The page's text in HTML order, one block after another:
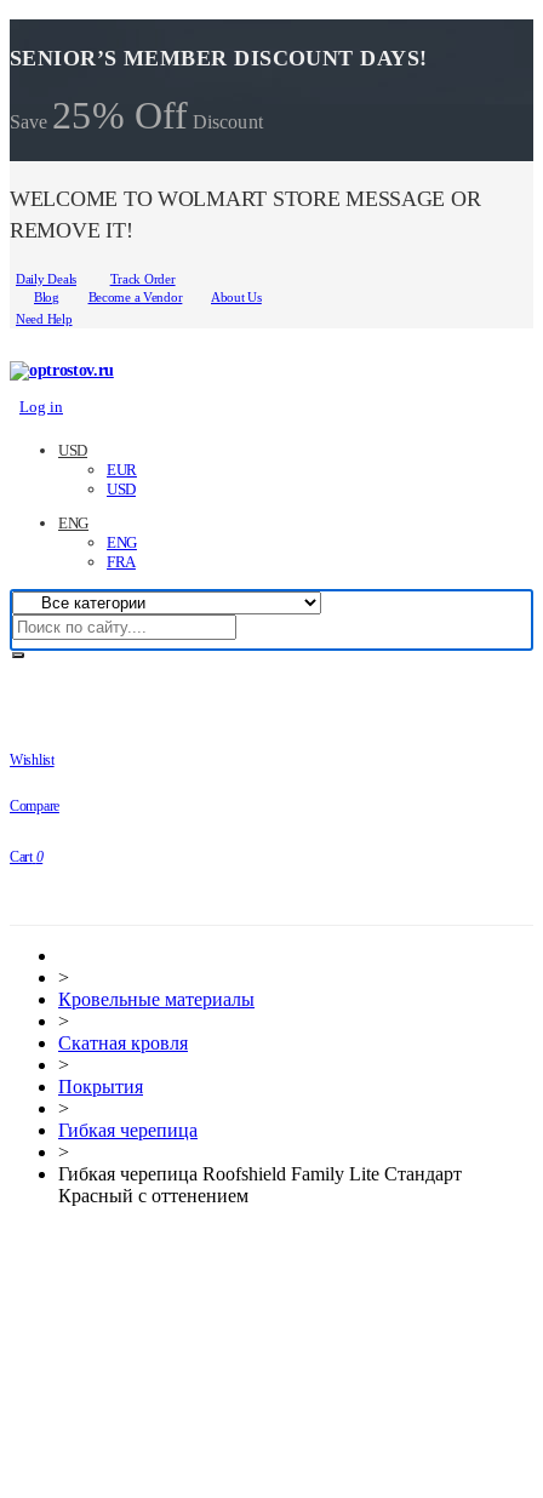
SENIOR’S MEMBER DISCOUNT DAYS!
Save 25% Off Discount
WELCOME TO WOLMART STORE MESSAGE OR
REMOVE IT!
Daily Deals
Track Order
Blog
Become a Vendor
About Us
Need Help
Log in
USD
EUR
USD
ENG
ENG
FRA
Wishlist
Compare
Cart 0
>
Кровельные материалы
>
Скатная кровля
>
Покрытия
>
Гибкая черепица
>
Гибкая черепица Roofshield Family Lite Стандарт
Красный с оттенением